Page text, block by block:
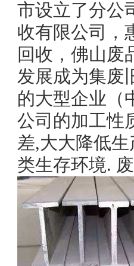
市设立了分公
收有限公司
回收，佛山废
发展成为集废
的大型企业（
公司的加工性
差,大大降低
类生存环境.